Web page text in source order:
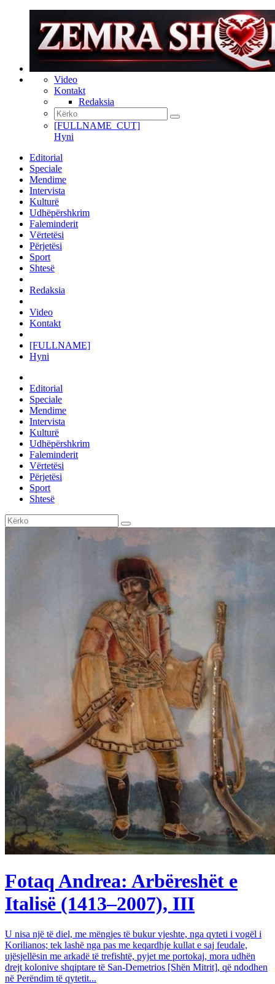
Video
Kontakt
Redaksia
[FULLNAME_CUT]
Hyni
Editorial
Speciale
Mendime
Intervista
Kulturë
Udhëpërshkrim
Faleminderit
Vërtetësi
Përjetësi
Sport
Shtesë
Redaksia
Video
Kontakt
[FULLNAME]
Hyni
Editorial
Speciale
Mendime
Intervista
Kulturë
Udhëpërshkrim
Faleminderit
Vërtetësi
Përjetësi
Sport
Shtesë
Fotaq Andrea: Arbëreshët e
Italisë (1413–2007), III
U nisa një të diel, me mëngjes të bukur vjeshte, nga qyteti i vogël i
Korilianos; tek lashë nga pas me keqardhje kullat e saj feudale,
ujësjellësin me arkadë të trefishtë, pyjet me portokaj, mora udhën
drejt kolonive shqiptare të San-Demetrios [Shën Mitrit], që ndodhen
në Perëndim të qytetit...